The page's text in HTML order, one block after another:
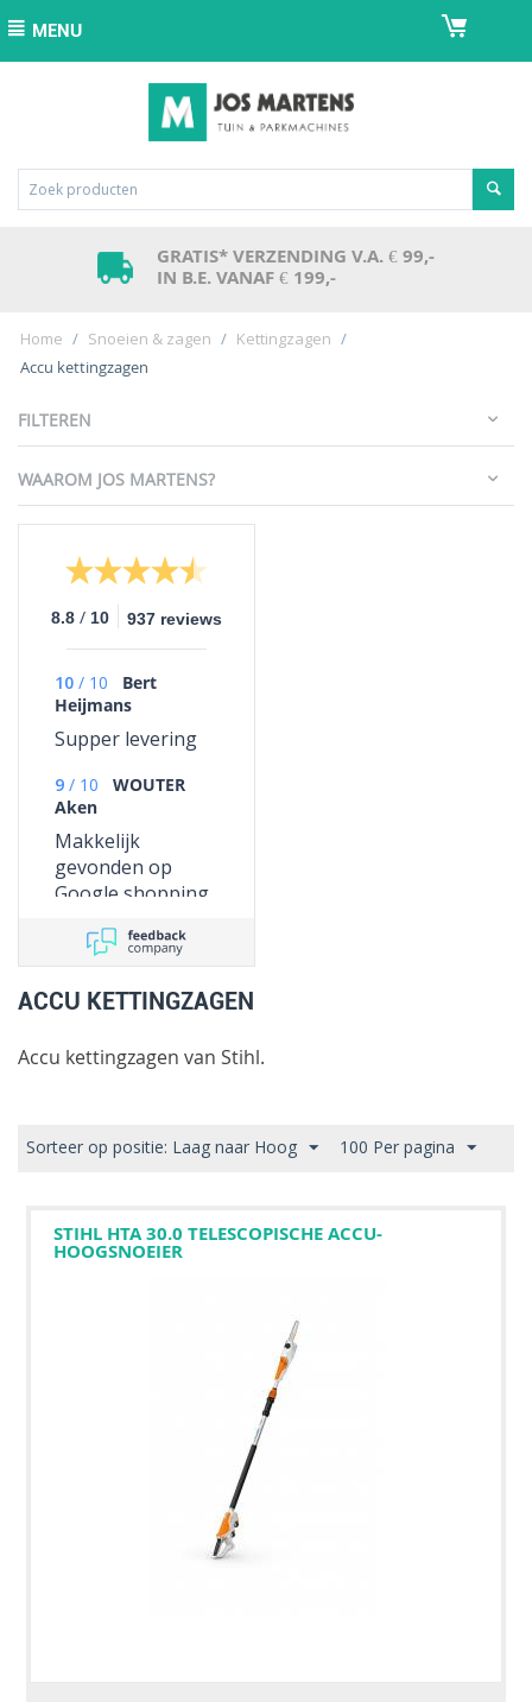
MENU
GRATIS* VERZENDING V.A. € 99,-
IN B.E. VANAF € 199,-
Home / Snoeien & zagen / Kettingzagen /
Accu kettingzagen
FILTEREN
WAAROM JOS MARTENS?
8.8 / 10 937 reviews
10 / 10
Bert
Heijmans
Supper levering
9 / 10
WOUTER
Aken
Makkelijk
gevonden op
Google shopping
ACCU KETTINGZAGEN
Accu kettingzagen van Stihl.
Sorteer op positie: Laag naar Hoog 100 Per pagina
STIHL HTA 30.0 TELESCOPISCHE ACCU-
HOOGSNOEIER